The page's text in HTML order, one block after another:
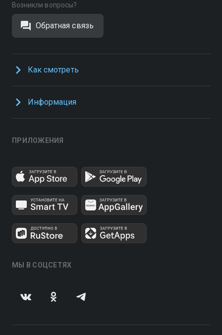
Возникли вопросы?
Обратная связь
Как смотреть
Информация
ПРИЛОЖЕНИЯ
МЫ В СОЦСЕТЯХ